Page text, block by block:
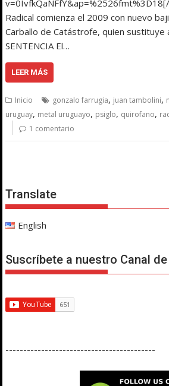
Radical comienza el 2009 con nuevo
Carballo de Catástrofe, quien sustituye
SENTENCIA El…
LEER MÁS
Inicio gonzalo farrugia, juan tambolini,
uruguay, metal uruguayo, psiglo, quirofano,
1 comentario
Translate
English
Suscríbete a nuestro Canal
------------------------------------------